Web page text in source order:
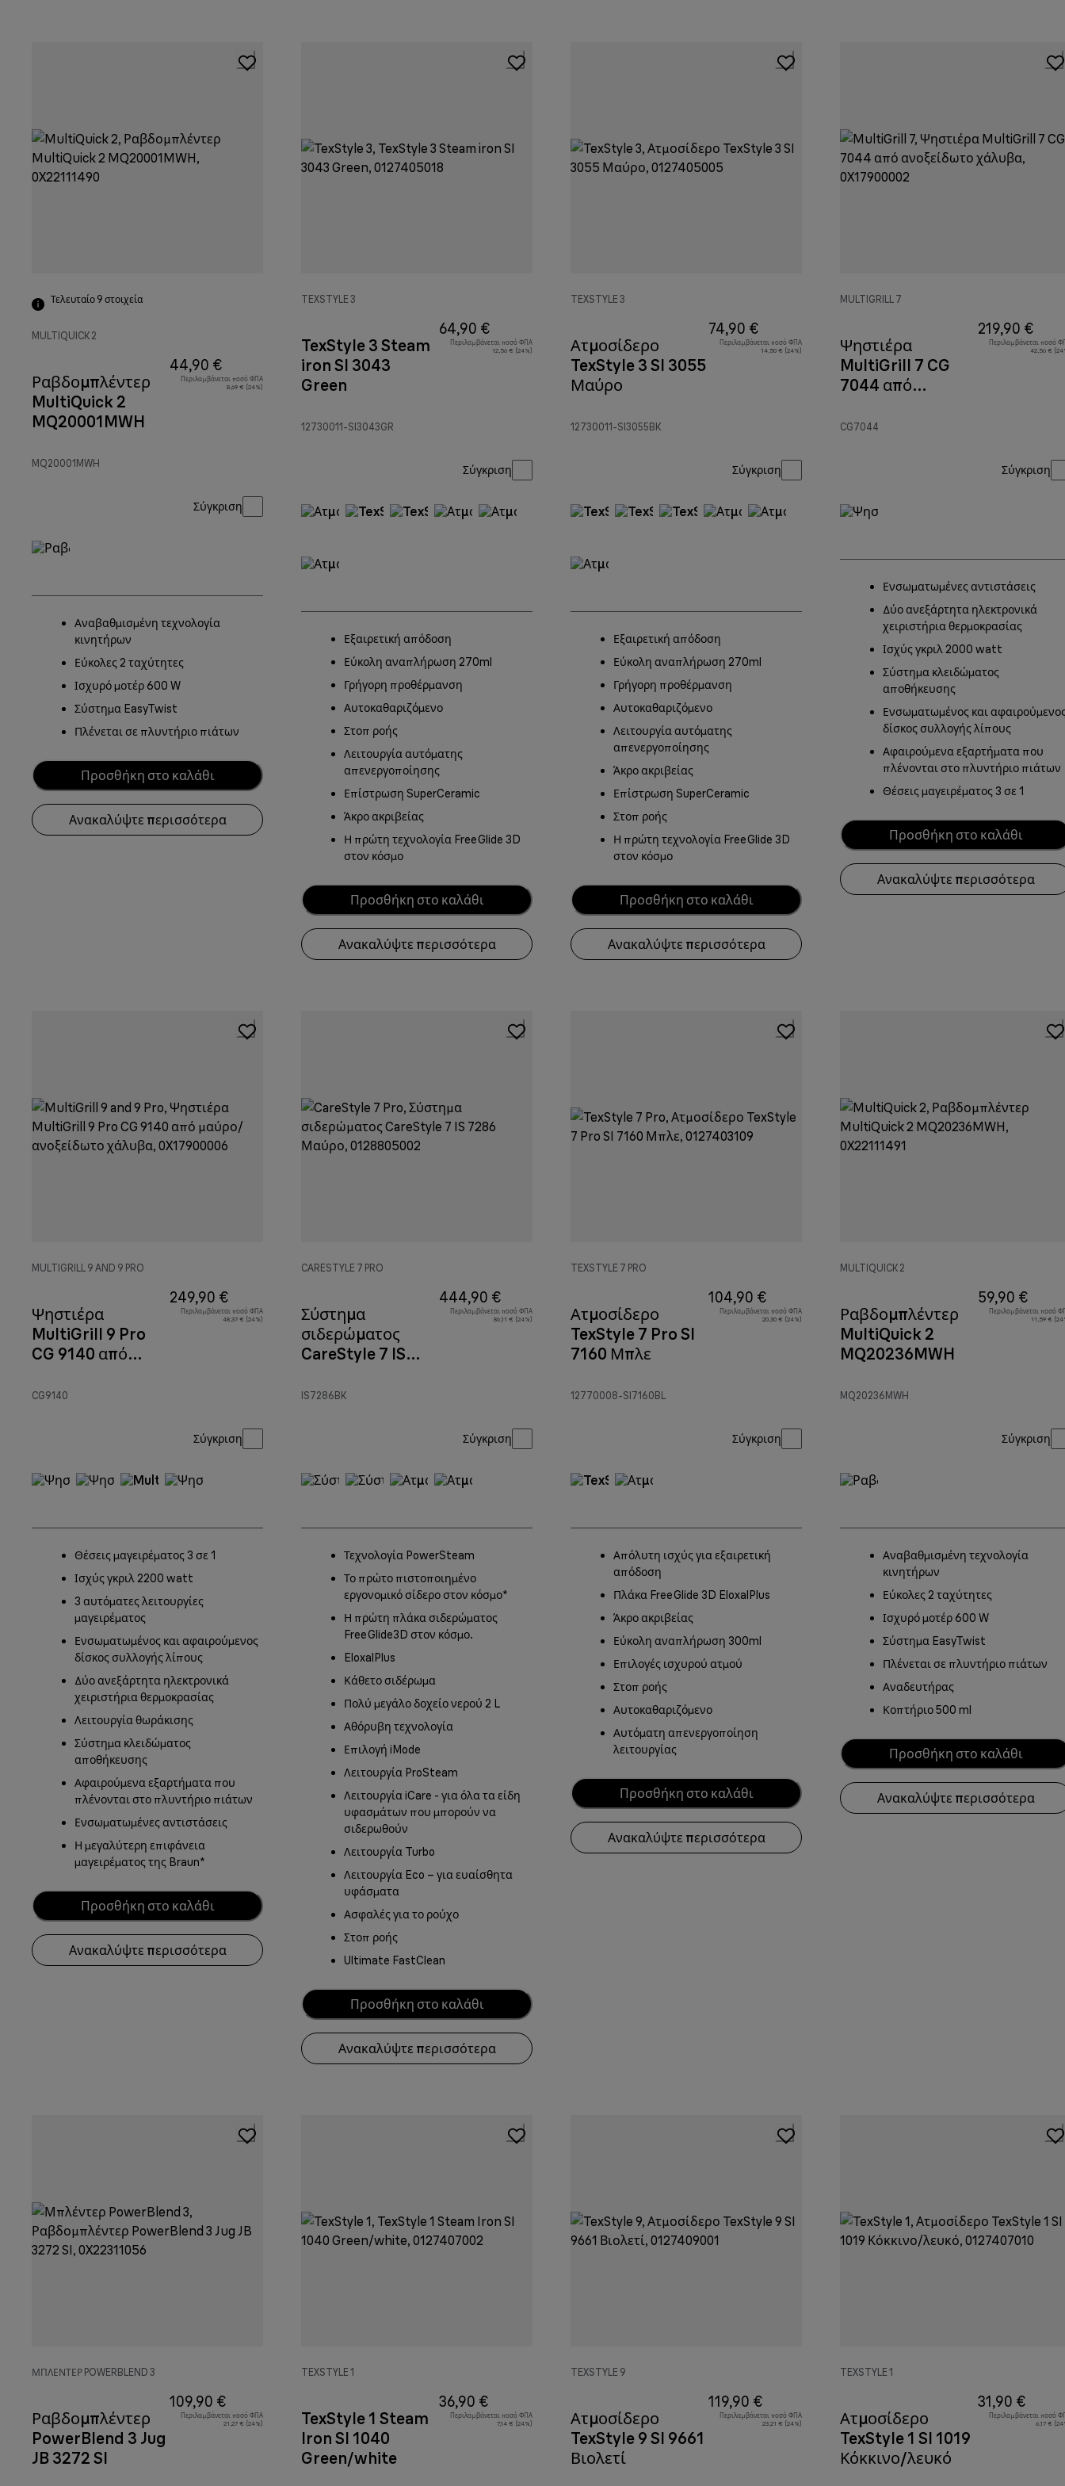
Τελευταίο 9 στοιχεία
MULTIQUICK 2
Ραβδομπλέντερ
MultiQuick 2
MQ20001MWH
MQ20001MWH
44,90 €
Περιλαμβάνεται ποσό ΦΠΑ
8,69 € (24%)
Σύγκριση
Αναβαθμισμένη τεχνολογία
κινητήρων
Εύκολες 2 ταχύτητες
Ισχυρό μοτέρ 600 W
Σύστημα EasyTwist
Πλένεται σε πλυντήριο πιάτων
Προσθήκη στο καλάθι
Ανακαλύψτε περισσότερα
TEXSTYLE 3
TexStyle 3 Steam
iron SI 3043
Green
12730011-SI3043GR
64,90 €
Περιλαμβάνεται ποσό ΦΠΑ
12,56 € (24%)
Σύγκριση
Εξαιρετική απόδοση
Εύκολη αναπλήρωση 270ml
Γρήγορη προθέρμανση
Αυτοκαθαριζόμενο
Στοπ ροής
Λειτουργία αυτόματης
απενεργοποίησης
Επίστρωση SuperCeramic
Άκρο ακριβείας
Η πρώτη τεχνολογία FreeGlide 3D
στον κόσμο
Προσθήκη στο καλάθι
Ανακαλύψτε περισσότερα
TEXSTYLE 3
Ατμοσίδερο
TexStyle 3 SI 3055
Μαύρο
12730011-SI3055BK
74,90 €
Περιλαμβάνεται ποσό ΦΠΑ
14,50 € (24%)
Σύγκριση
Εξαιρετική απόδοση
Εύκολη αναπλήρωση 270ml
Γρήγορη προθέρμανση
Αυτοκαθαριζόμενο
Λειτουργία αυτόματης
απενεργοποίησης
Άκρο ακριβείας
Επίστρωση SuperCeramic
Στοπ ροής
Η πρώτη τεχνολογία FreeGlide 3D
στον κόσμο
Προσθήκη στο καλάθι
Ανακαλύψτε περισσότερα
MULTIGRILL 7
Ψηστιέρα
MultiGrill 7 CG
7044 από
χάλυβα
CG7044
219,90 €
Περιλαμβάνεται ποσό
42,56 €
Σύγκριση
Ενσωματωμένες αντιστάσεις
Δύο ανεξάρτητα ηλεκτρονικά
χειριστήρια θερμοκρασίας
Ισχύς γκριλ 2000 watt
Σύστημα κλειδώματος
αποθήκευσης
Ενσωματωμένος και
δίσκος συλλογής λίπους
Αφαιρούμενα εξαρτήματα που
πλένονται στο πλυντήριο πιάτων
Θέσεις μαγειρέματος 3 σε 1
Προσθήκη στο καλάθι
Ανακαλύψτε περισσότερα
MULTIGRILL 9 AND 9 PRO
Ψηστιέρα
MultiGrill 9 Pro
CG 9140 από
ανοξείδωτο
CG9140
249,90 €
Περιλαμβάνεται ποσό ΦΠΑ
48,37 € (24%)
Σύγκριση
Θέσεις μαγειρέματος 3 σε 1
Ισχύς γκριλ 2200 watt
3 αυτόματες λειτουργίες
μαγειρέματος
Ενσωματωμένος και αφαιρούμενος
δίσκος συλλογής λίπους
Δύο ανεξάρτητα ηλεκτρονικά
χειριστήρια θερμοκρασίας
Λειτουργία θωράκισης
Σύστημα κλειδώματος
αποθήκευσης
Αφαιρούμενα εξαρτήματα που
πλένονται στο πλυντήριο πιάτων
Ενσωματωμένες αντιστάσεις
Η μεγαλύτερη επιφάνεια
μαγειρέματος της Braun*
Προσθήκη στο καλάθι
Ανακαλύψτε περισσότερα
CARESTYLE 7 PRO
Σύστημα
σιδερώματος
CareStyle 7 IS
IS7286BK
444,90 €
Περιλαμβάνεται ποσό ΦΠΑ
86,11 € (24%)
Σύγκριση
Τεχνολογία PowerSteam
Το πρώτο πιστοποιημένο
εργονομικό σίδερο στον κόσμο*
Η πρώτη πλάκα σιδερώματος
FreeGlide3D στον κόσμο.
EloxalPlus
Κάθετο σιδέρωμα
Πολύ μεγάλο δοχείο νερού 2 L
Αθόρυβη τεχνολογία
Επιλογή iMode
Λειτουργία ProSteam
Λειτουργία iCare - για όλα τα είδη
υφασμάτων που μπορούν να
σιδερωθούν
Λειτουργία Turbo
Λειτουργία Eco – για ευαίσθητα
υφάσματα
Ασφαλές για το ρούχο
Στοπ ροής
Ultimate FastClean
Προσθήκη στο καλάθι
Ανακαλύψτε περισσότερα
TEXSTYLE 7 PRO
Ατμοσίδερο
TexStyle 7 Pro SI
7160 Μπλε
12770008-SI7160BL
104,90 €
Περιλαμβάνεται ποσό ΦΠΑ
20,30 € (24%)
Σύγκριση
Απόλυτη ισχύς για εξαιρετική
απόδοση
Πλάκα FreeGlide 3D EloxalPlus
Άκρο ακριβείας
Εύκολη αναπλήρωση 300ml
Επιλογές ισχυρού ατμού
Στοπ ροής
Αυτοκαθαριζόμενο
Αυτόματη απενεργοποίηση
λειτουργίας
Προσθήκη στο καλάθι
Ανακαλύψτε περισσότερα
MULTIQUICK 2
Ραβδομπλέντερ
MultiQuick 2
MQ20236MWH
MQ20236MWH
59,90 €
Περιλαμβάνεται ποσό
11,59 €
Σύγκριση
Αναβαθμισμένη τεχνολογία
κινητήρων
Εύκολες 2 ταχύτητες
Ισχυρό μοτέρ 600 W
Σύστημα EasyTwist
Πλένεται σε πλυντήριο πιάτων
Αναδευτήρας
Κοπτήριο 500 ml
Προσθήκη στο καλάθι
Ανακαλύψτε περισσότερα
ΜΠΛΈΝΤΕΡ POWERBLEND 3
Ραβδομπλέντερ
PowerBlend 3 Jug
JB 3272 SI
109,90 €
Περιλαμβάνεται ποσό ΦΠΑ
21,27 € (24%)
TEXSTYLE 1
TexStyle 1 Steam
Iron SI 1040
Green/white
36,90 €
Περιλαμβάνεται ποσό ΦΠΑ
7,14 € (24%)
TEXSTYLE 9
Ατμοσίδερο
TexStyle 9 SI 9661
Βιολετί
119,90 €
Περιλαμβάνεται ποσό ΦΠΑ
23,21 € (24%)
TEXSTYLE 1
Ατμοσίδερο
TexStyle 1 SI 1019
Κόκκινο/λευκό
31,90 €
Περιλαμβάνεται ποσό
6,17 €